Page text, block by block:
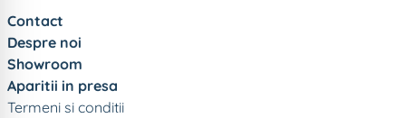
Contact
Despre noi
Showroom
Aparitii in presa
Termeni si conditii